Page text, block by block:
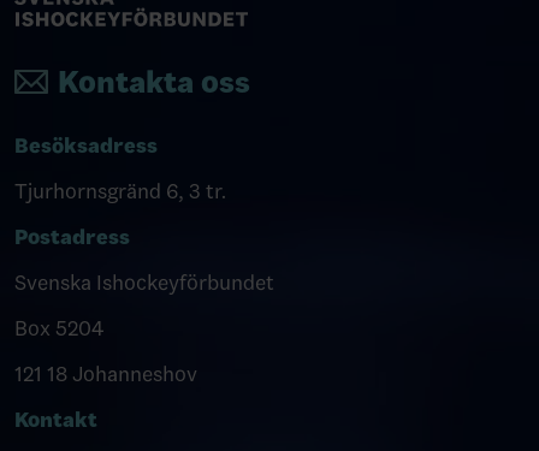
Kontakta oss
Besöksadress
Tjurhornsgränd 6, 3 tr.
Postadress
Svenska Ishockeyförbundet
Box 5204
121 18 Johanneshov
Kontakt